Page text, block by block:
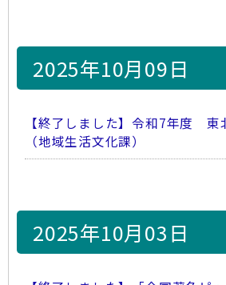
2025年10月09日
【終了しました】令和7年度 東
（地域生活文化課）
2025年10月03日